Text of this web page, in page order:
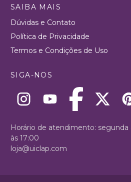
SAIBA MAIS
Dúvidas e Contato
Política de Privacidade
Termos e Condições de Uso
SIGA-NOS
Horário de atendimento: segunda
às 17:00
loja@uiclap.com